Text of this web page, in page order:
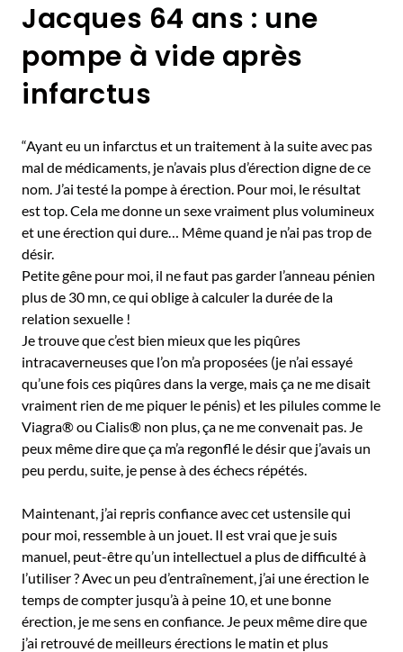
Jacques 64 ans : une
pompe à vide après
infarctus
“Ayant eu un infarctus et un traitement à la suite avec pas
mal de médicaments, je n’avais plus d’érection digne de ce
nom. J’ai testé la pompe à érection. Pour moi, le résultat
est top. Cela me donne un sexe vraiment plus volumineux
et une érection qui dure… Même quand je n’ai pas trop de
désir.
Petite gêne pour moi, il ne faut pas garder l’anneau pénien
plus de 30 mn, ce qui oblige à calculer la durée de la
relation sexuelle !
Je trouve que c’est bien mieux que les piqûres
intracaverneuses que l’on m’a proposées (je n’ai essayé
qu’une fois ces piqûres dans la verge, mais ça ne me disait
vraiment rien de me piquer le pénis) et les pilules comme le
Viagra® ou Cialis® non plus, ça ne me convenait pas. Je
peux même dire que ça m’a regonflé le désir que j’avais un
peu perdu, suite, je pense à des échecs répétés.
Maintenant, j’ai repris confiance avec cet ustensile qui
pour moi, ressemble à un jouet. Il est vrai que je suis
manuel, peut-être qu’un intellectuel a plus de difficulté à
l’utiliser ? Avec un peu d’entraînement, j’ai une érection le
temps de compter jusqu’à à peine 10, et une bonne
érection, je me sens en confiance. Je peux même dire que
j’ai retrouvé de meilleurs érections le matin et plus